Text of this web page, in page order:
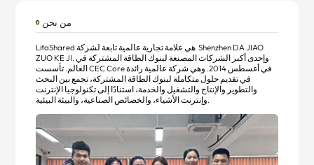
من نحن
LitaShared هي علامة تجارية عالمية تابعة لشركة Shenzhen DA JIAO
ZUO KE JI.وإحدى أكبر الشركات المصنعة لبنوك الطاقة المشتركة في
العالم. تأسست CEC Core في أغسطس 2014. وهي شركة عالمية رائدة
في تقديم حلول متكاملة لبنوك الطاقة المشتركة، تجمع بين البحث
والتطوير والإنتاج والتشغيل والخدمة، استنادًا إلى تكنولوجيا الإنترنت
وإنترنت الأشياء، والخصائص الصناعية، والبيئة البيئية.